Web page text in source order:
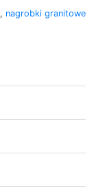
, nagrobki granitowe